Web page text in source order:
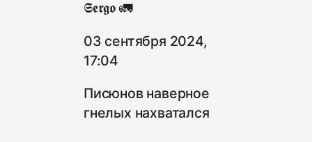
𝕾𝖊𝖗𝖌𝖔 🚛
03 сентября 2024,
17:04
Писюнов наверное
гнелых нахватался